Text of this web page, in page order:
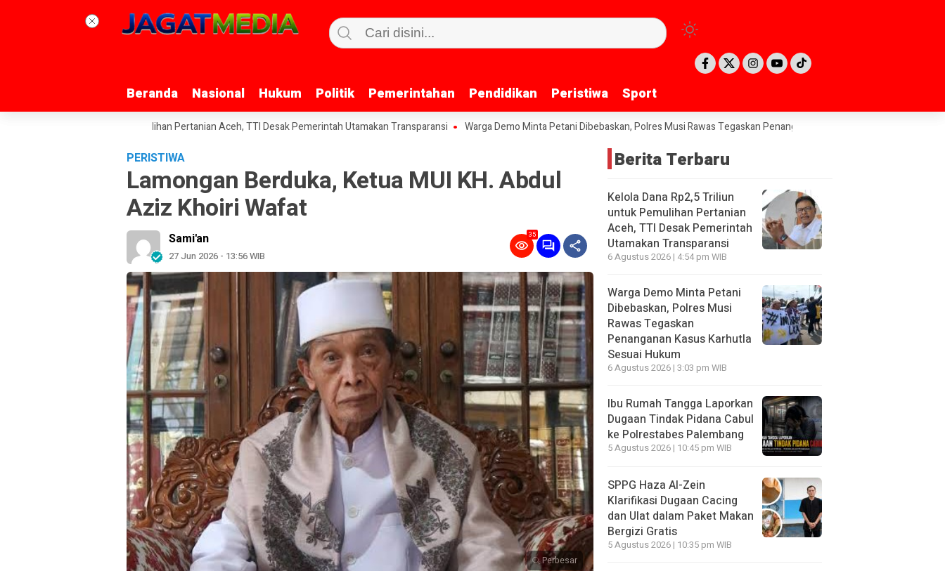
Beranda Nasional Hukum Politik Pemerintahan Pendidikan Peristiwa Sport
Beranda Nasional Hukum Politik Pemerintahan Pendidikan Peristiwa Sport
Triliun untuk Pemulihan Pertanian Aceh, TTI Desak Pemerintah Utamakan Transparansi Warga Demo Minta Petani Dibebaskan, Polres Musi Rawas Tegaskan Penanganan Kasus Karhutla Sesuai Hukum
PERISTIWA
Lamongan Berduka, Ketua MUI KH. Abdul
Aziz Khoiri Wafat
Sami'an
27 Jun 2026 - 13:56 WIB
35
Perbesar
Berita Terbaru
Kelola Dana Rp2,5 Triliun
untuk Pemulihan Pertanian
Aceh, TTI Desak Pemerintah
Utamakan Transparansi
6 Agustus 2026 | 4:54 pm WIB
Warga Demo Minta Petani
Dibebaskan, Polres Musi
Rawas Tegaskan
Penanganan Kasus Karhutla
Sesuai Hukum
6 Agustus 2026 | 3:03 pm WIB
Ibu Rumah Tangga Laporkan
Dugaan Tindak Pidana Cabul
ke Polrestabes Palembang
5 Agustus 2026 | 10:45 pm WIB
SPPG Haza Al-Zein
Klarifikasi Dugaan Cacing
dan Ulat dalam Paket Makan
Bergizi Gratis
5 Agustus 2026 | 10:35 pm WIB